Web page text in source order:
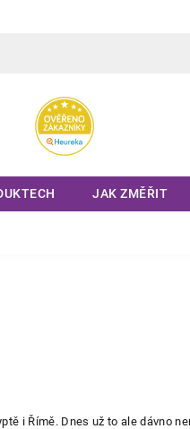
JAK ZMĚŘIT
i Římě. Dnes už to ale dávno